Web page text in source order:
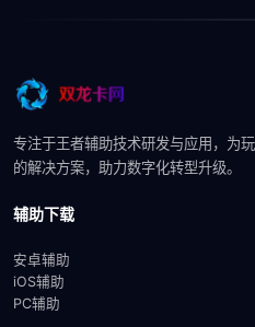
专注于王者辅助技术研发与应用，为
的解决方案，助力数字化转型升级。
辅助下载
安卓辅助
iOS辅助
PC辅助